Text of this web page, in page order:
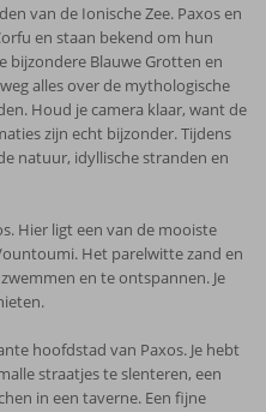
van de Ionische Zee. Paxos en
en staan bekend om hun
bijzondere Blauwe Grotten en
alles over de mythologische
Houd je camera klaar, want de
zijn echt bijzonder. Tijdens
natuur, idyllische stranden en
Hier ligt een van de mooiste
Het parelwitte zand en
en te ontspannen. Je
hoofdstad van Paxos. Je hebt
straatjes te slenteren, een
in een taverne. Een fijne